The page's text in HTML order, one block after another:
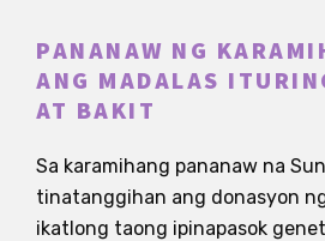
PANANAW NG
ANG MADALAS
AT BAKIT
Sa karamihang pananaw na
tinatanggihan ang donasyon
ikatlong taong ipinapasok